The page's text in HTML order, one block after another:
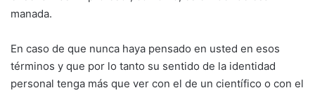
manada.
En caso de que nunca haya pensado en usted en esos
términos y que por lo tanto su sentido de la identidad
personal tenga más que ver con el de un científico o con el